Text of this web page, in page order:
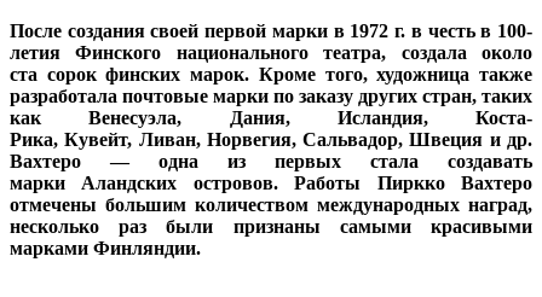
После создания своей первой марки в 1972 г. в честь в 100-
летия Финского национального театра, создала около
ста сорок финских марок. Кроме того, художница также
разработала почтовые марки по заказу других стран, таких
как Венесуэла, Дания, Исландия, Коста-
Рика, Кувейт, Ливан, Норвегия, Сальвадор, Швеция и др.
Вахтеро — одна из первых стала создавать
марки Аландских островов. Работы Пиркко Вахтеро
отмечены большим количеством международных наград,
несколько раз были признаны самыми красивыми
марками Финляндии.